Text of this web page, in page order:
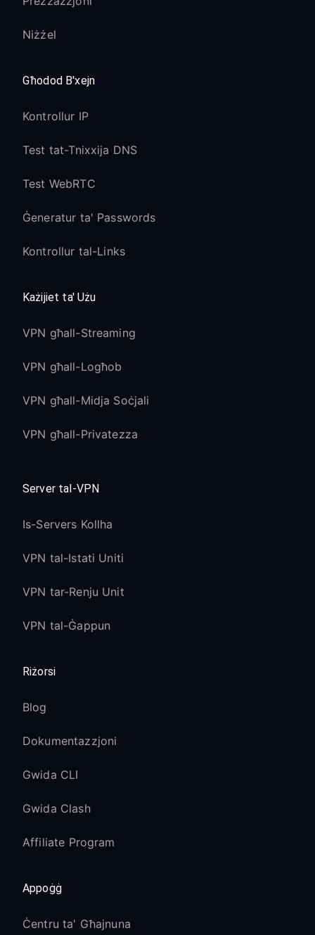
Niżżel
Għodod B'xejn
Kontrollur IP
Test tat-Tnixxija DNS
Test WebRTC
Ġeneratur ta' Passwords
Kontrollur tal-Links
Każijiet ta' Użu
VPN għall-Streaming
VPN għall-Logħob
VPN għall-Midja Soċjali
VPN għall-Privatezza
Server tal-VPN
Is-Servers Kollha
VPN tal-Istati Uniti
VPN tar-Renju Unit
VPN tal-Ġappun
Riżorsi
Blog
Dokumentazzjoni
Gwida CLI
Gwida Clash
Affiliate Program
Appoġġ
Ċentru ta' Għajnuna